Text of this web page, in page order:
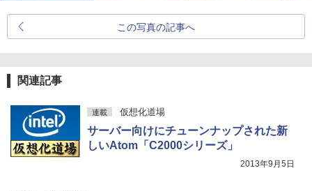
この写真の記事へ
関連記事
連載 仮想化道場
サーバー向けにチューンナップされた新
しいAtom「C2000シリーズ」
2013年9月5日